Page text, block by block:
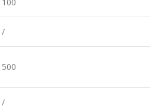
/
500
/